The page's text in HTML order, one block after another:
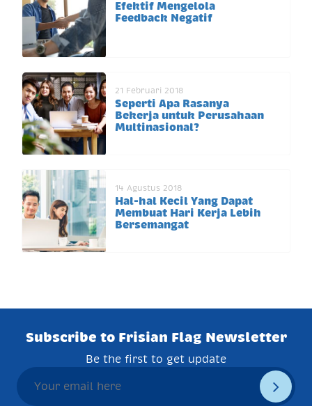
Efektif Mengelola
Feedback Negatif
21 Februari 2018
Seperti Apa Rasanya
Bekerja untuk Perusahaan
Multinasional?
14 Agustus 2018
Hal-hal Kecil Yang Dapat
Membuat Hari Kerja Lebih
Bersemangat
Subscribe to Frisian Flag Newsletter
Be the first to get update